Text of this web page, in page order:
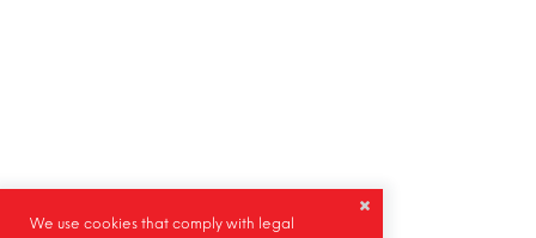
We use cookies that comply with legal